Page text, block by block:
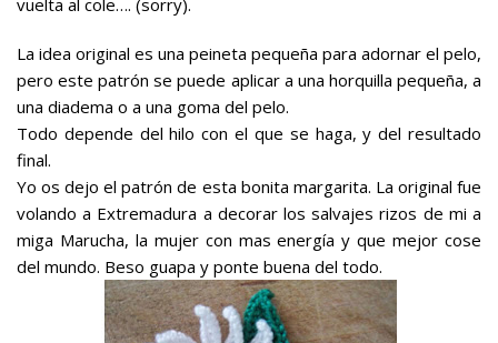
vuelta al cole…. (sorry).
La idea original es una peineta pequeña para adornar el pelo,
pero este patrón se puede aplicar a una horquilla pequeña, a
una diadema o a una goma del pelo.
Todo depende del hilo con el que se haga, y del resultado
final.
Yo os dejo el patrón de esta bonita margarita. La original fue
volando a Extremadura a decorar los salvajes rizos de mi a
miga Marucha, la mujer con mas energía y que mejor cose
del mundo. Beso guapa y ponte buena del todo.